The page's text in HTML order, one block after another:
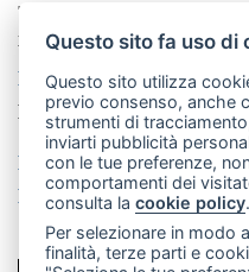
Telefono:
mail:
La redazione
Made by VIP
Privacy policy
Cookie
Rivedi le tue scelte sui
Questo sito fa uso di
Questo sito utilizza
previo consenso, anche
strumenti di
inviarti pubblicità
con le tue preferenze,
comportamenti dei
consulta lacookie policy.
Per selezionare in modo
finalità, terze parti e